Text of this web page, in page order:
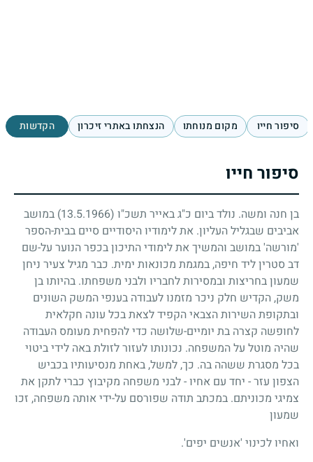
סיפור חייו מקום מנוחתו הנצחתו באתרי זיכרון הקדשות
סיפור חייו
בן חנה ומשה. נולד ביום כ"ג באייר תשכ"ו (13.5.1966)
במושב
אביבים שבגליל העליון. את לימודיו היסודיים סיים בבית-הספר
'מורשה' במושב והמשיך את לימודי התיכון בכפר הנוער על-שם
דב סטרין ליד חיפה, במגמת מכונאות ימית. כבר מגיל צעיר ניחן
שמעון בחריצות ובמסירות לחבריו ולבני משפחתו. בהיותו בן
משק, הקדיש חלק ניכר מזמנו לעבודה בענפי המשק השונים
ובתקופת השירות הצבאי הקפיד לצאת בכל עונה חקלאית
לחופשה קצרה בת יומיים-שלושה כדי להפחית מעומס העבודה
שהיה מוטל על המשפחה. נכונותו לעזור לזולת באה לידי ביטוי
בכל מסגרת ששהה בה. כך, למשל, באחת מנסיעותיו בכביש
הצפון עזר - יחד עם אחיו - לבני משפחה מקיבוץ כברי לתקן את
צמיגי מכוניתם. במכתב תודה שפורסם על-ידי אותה משפחה, זכו
שמעון
ואחיו לכינוי 'אנשים יפים'.